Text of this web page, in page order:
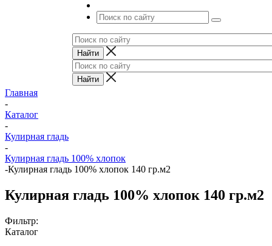
Главная
-
Каталог
-
Кулирная гладь
-
Кулирная гладь 100% хлопок
-Кулирная гладь 100% хлопок 140 гр.м2
Кулирная гладь 100% хлопок 140 гр.м2
Фильтр:
Каталог